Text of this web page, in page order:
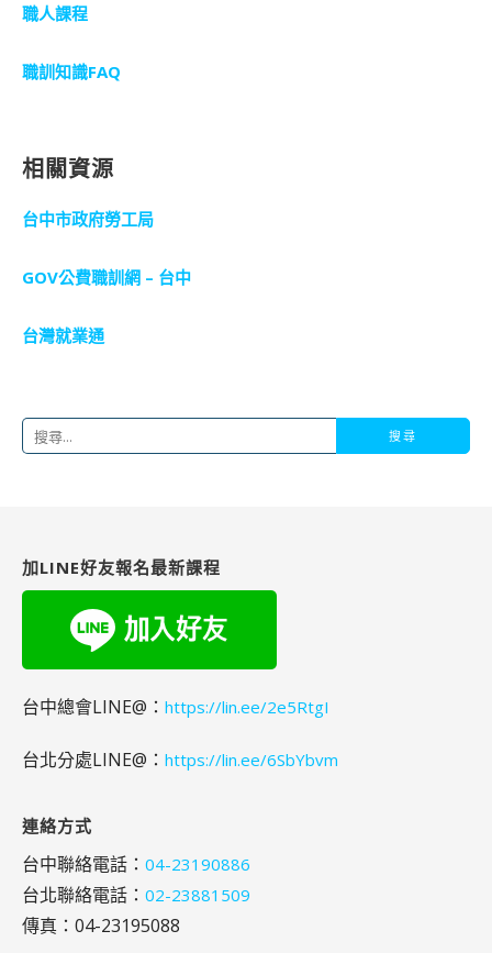
職人課程
職訓知識FAQ
相關資源
台中市政府勞工局
GOV公費職訓網 – 台中
台灣就業通
搜
字:
加LINE好友報名最新課程
台中總會LINE@： https://lin.ee/2e5RtgI
台北分處LINE@： https://lin.ee/6SbYbvm
連絡方式
台中聯絡電話： 04-23190886
台北聯絡電話： 02-23881509
傳真：04-23195088